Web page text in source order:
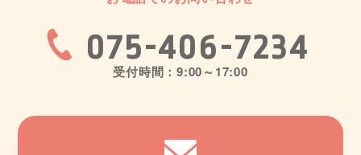
075-406-7234
受付時間：9:00～17:00